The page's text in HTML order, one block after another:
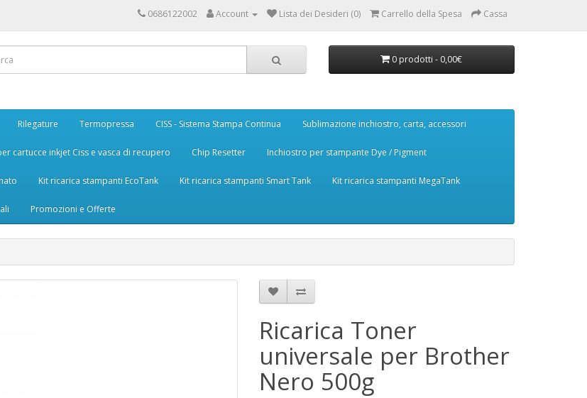
0686122002 Account Lista dei Desideri (0) Carrello della Spesa Cassa
0 prodotti - 0,00€
Rilegature Termopressa CISS - Sistema Stampa Continua Sublimazione inchiostro, carta, accessori
cartucce inkjet Ciss e vasca di recupero Chip Resetter Inchiostro per stampante Dye / Pigment
Kit ricarica stampanti EcoTank Kit ricarica stampanti Smart Tank Kit ricarica stampanti MegaTank
Promozioni e Offerte
Ricarica Toner
universale per Brother
Nero 500g